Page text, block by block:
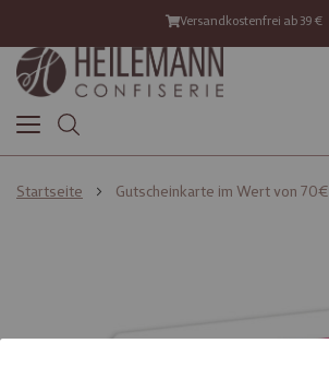
Versandkostenfrei ab 39 €
Startseite Gutscheinkarte im Wert von 70€